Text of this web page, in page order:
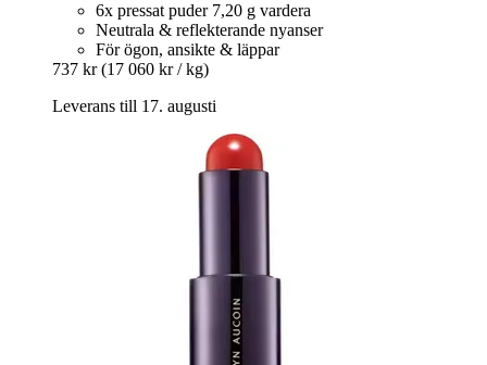
6x pressat puder 7,20 g vardera
Neutrala & reflekterande nyanser
För ögon, ansikte & läppar
737 kr (17 060 kr / kg)
Leverans till 17. augusti